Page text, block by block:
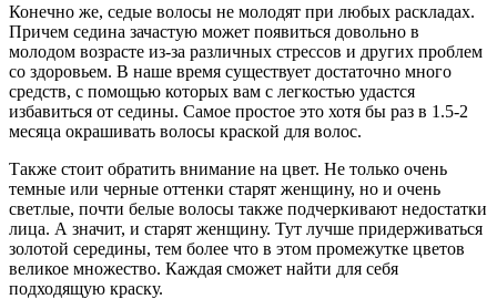
Конечно же, седые волосы не молодят при любых раскладах.
Причем седина зачастую может появиться довольно в
молодом возрасте из-за различных стрессов и других проблем
со здоровьем. В наше время существует достаточно много
средств, с помощью которых вам с легкостью удастся
избавиться от седины. Самое простое это хотя бы раз в 1.5-2
месяца окрашивать волосы краской для волос.
Также стоит обратить внимание на цвет. Не только очень
темные или черные оттенки старят женщину, но и очень
светлые, почти белые волосы также подчеркивают недостатки
лица. А значит, и старят женщину. Тут лучше придерживаться
золотой середины, тем более что в этом промежутке цветов
великое множество. Каждая сможет найти для себя
подходящую краску.